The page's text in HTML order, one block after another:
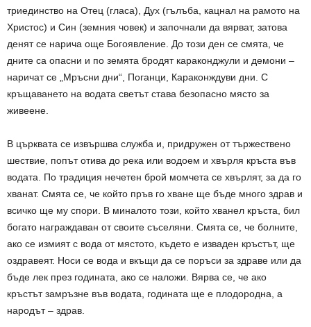
триединство на Отец (гласа), Дух (гълъба, кацнал на рамото на
Христос) и Син (земния човек) и започнали да вярват, затова
денят се нарича още Богоявление. До този ден се смята, че
дните са опасни и по земята бродят караконджули и демони –
наричат се „Мръсни дни“, Поганци, Караконждуви дни. С
кръщаването на водата светът става безопасно място за
живеене.
В църквата се извършва служба и, придружен от тържествено
шествие, попът отива до река или водоем и хвърля кръста във
водата. По традиция нечетен брой момчета се хвърлят, за да го
хванат. Смята се, че който пръв го хване ще бъде много здрав и
всичко ще му спори. В миналото този, който хванел кръста, бил
богато награждаван от своите съселяни. Смята се, че болните,
ако се измият с вода от мястото, където е изваден кръстът, ще
оздравеят. Носи се вода и вкъщи да се поръси за здраве или да
бъде лек през годината, ако се наложи. Вярва се, че ако
кръстът замръзне във водата, годината ще е плодородна, а
народът – здрав.